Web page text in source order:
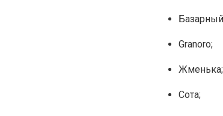
Granoro;
Жменька;
Сота;